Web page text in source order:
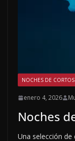
NOCHES DE CORTOS
enero 4, 2026
Noches
Una selección